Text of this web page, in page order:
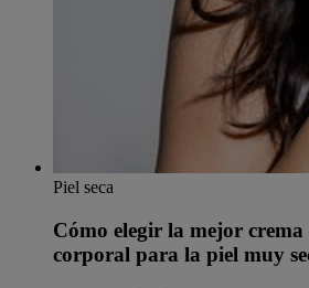
Piel seca
Cómo elegir la mejor
corporal para la piel muy